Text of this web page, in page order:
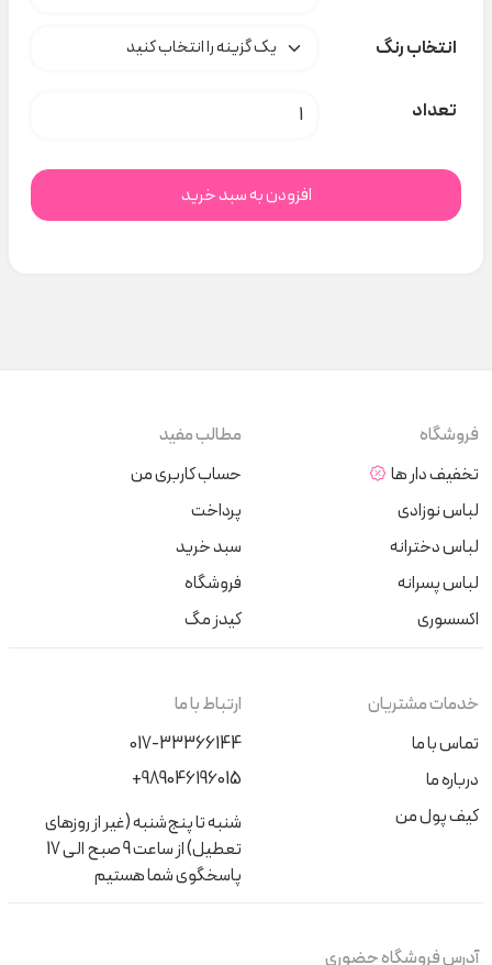
انتخاب رنگ
تعداد بادی گل newbie کد t000214 عدد
افزودن به سبد خرید
فروشگاه
تخفیف دار ها
لباس نوزادی
لباس دخترانه
لباس پسرانه
اکسسوری
مطالب مفید
حساب کاربری من
پرداخت
سبد خرید
فروشگاه
کیدز مگ
خدمات مشتریان
تماس با ما
درباره ما
کیف پول من
ارتباط با ما
017-33366144
+989046196015
شنبه تا پنج‌شنبه (غیر از روزهای
تعطیل) از ساعت 9 صبح الی 17
پاسخگوی شما هستیم
آدرس فروشگاه حضوری